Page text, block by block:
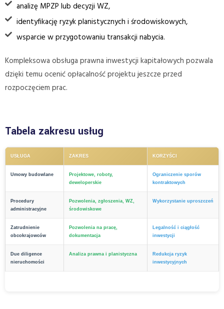
analizę MPZP lub decyzji WZ,
identyfikację ryzyk planistycznych i środowiskowych,
wsparcie w przygotowaniu transakcji nabycia.
Kompleksowa obsługa prawna inwestycji kapitałowych pozwala
dzięki temu ocenić opłacalność projektu jeszcze przed
rozpoczęciem prac.
Tabela zakresu usług
USŁUGA ZAKRES KORZYŚCI
Umowy budowlane
Projektowe, roboty,
deweloperskie
Ograniczenie sporów
kontraktowych
Procedury
administracyjne
Pozwolenia, zgłoszenia, WZ,
środowiskowe
Wykorzystanie uproszczeń
Zatrudnienie
obcokrajowców
Pozwolenia na pracę,
dokumentacja
Legalność i ciągłość
inwestycji
Due diligence
nieruchomości
Analiza prawna i planistyczna
Redukcja ryzyk
inwestycyjnych